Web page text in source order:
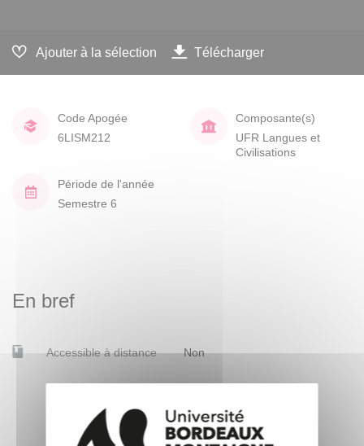
Ajouter à la sélection Télécharger
Code Apogée
6LISM212
Composante(s)
UFR Langues et
Civilisations
Période de l'année
Semestre 6
En bref
Accessible à distance Non